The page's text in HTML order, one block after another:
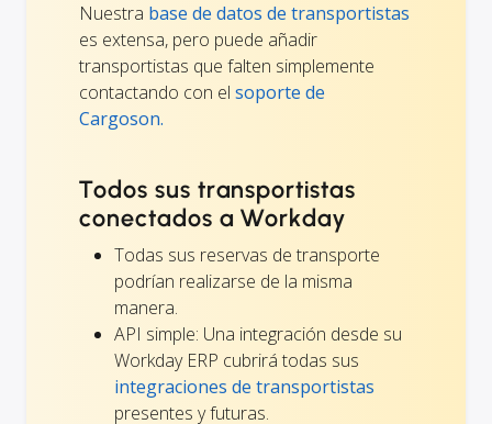
Nuestra base de datos de transportistas
es extensa, pero puede añadir
transportistas que falten simplemente
contactando con el soporte de
Cargoson.
Todos sus transportistas
conectados a Workday
Todas sus reservas de transporte
podrían realizarse de la misma
manera.
API simple: Una integración desde su
Workday ERP cubrirá todas sus
integraciones de transportistas
presentes y futuras.